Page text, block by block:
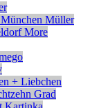
München Müller
More
+ Liebchen
Grad